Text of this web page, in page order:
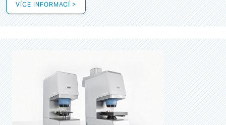
VÍCE INFORMACÍ >